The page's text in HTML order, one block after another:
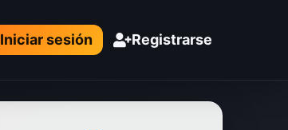
Iniciar sesión Registrarse